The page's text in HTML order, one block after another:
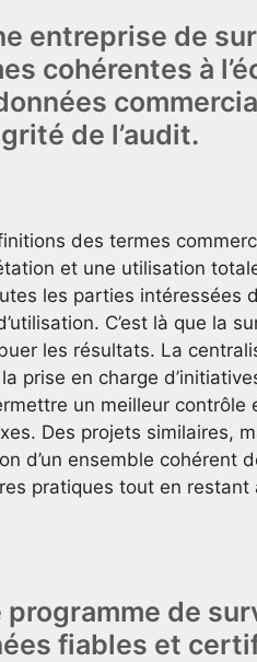
entreprise de
cohérentes à
de l’audit.
des termes
et une utilisation
les parties intéressées
C’est là que la
les résultats. La
prise en charge
un meilleur contrôle
Des projets similaires,
d’un ensemble cohérent
pratiques tout en
programme de
fiables et